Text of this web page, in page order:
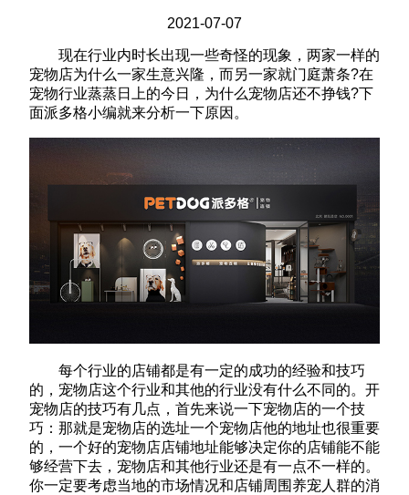
2021-07-07
现在行业内时长出现一些奇怪的现象，两家一样的
宠物店为什么一家生意兴隆，而另一家就门庭萧条?在
宠物行业蒸蒸日上的今日，为什么宠物店还不挣钱?下
面派多格小编就来分析一下原因。
每个行业的店铺都是有一定的成功的经验和技巧
的，宠物店这个行业和其他的行业没有什么不同的。开
宠物店的技巧有几点，首先来说一下宠物店的一个技
巧：那就是宠物店的选址一个宠物店他的地址也很重要
的，一个好的宠物店店铺地址能够决定你的店铺能不能
够经营下去，宠物店和其他行业还是有一点不一样的。
你一定要考虑当地的市场情况和店铺周围养宠人群的消